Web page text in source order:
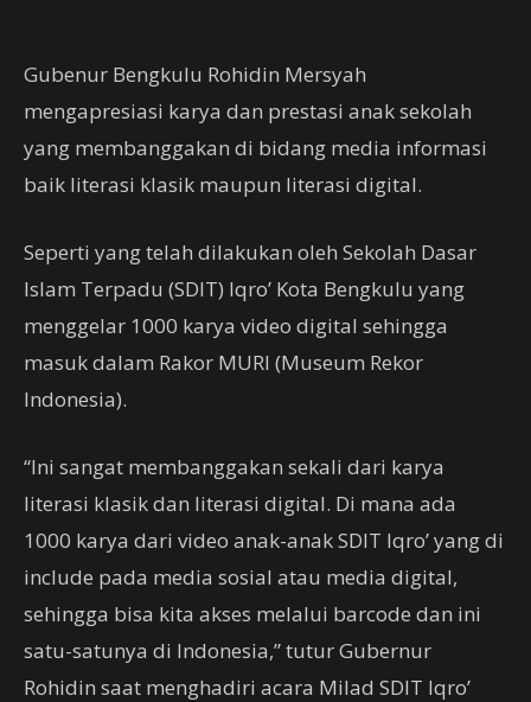
Gubenur Bengkulu Rohidin Mersyah
mengapresiasi karya dan prestasi anak sekolah
yang membanggakan di bidang media informasi
baik literasi klasik maupun literasi digital.
Seperti yang telah dilakukan oleh Sekolah Dasar
Islam Terpadu (SDIT) Iqro’ Kota Bengkulu yang
menggelar 1000 karya video digital sehingga
masuk dalam Rakor MURI (Museum Rekor
Indonesia).
“Ini sangat membanggakan sekali dari karya
literasi klasik dan literasi digital. Di mana ada
1000 karya dari video anak-anak SDIT Iqro’ yang di
include pada media sosial atau media digital,
sehingga bisa kita akses melalui barcode dan ini
satu-satunya di Indonesia,” tutur Gubernur
Rohidin saat menghadiri acara Milad SDIT Iqro’